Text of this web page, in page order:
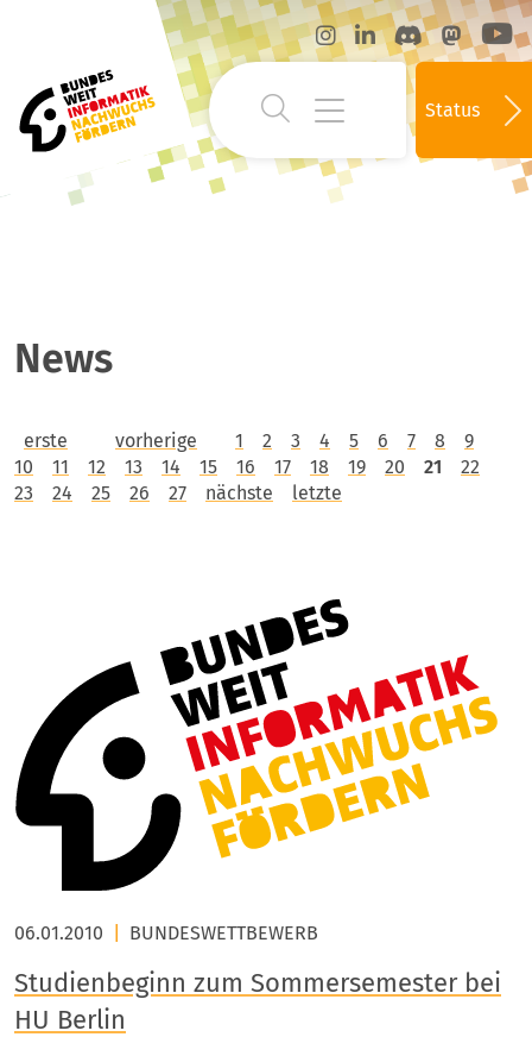
Status
News
erste vorherige 1 2 3 4 5 6 7 8
9
10
11 12 13 14 15 16 17 18 19 20 21
22
23
24 25 26 27 nächste letzte
06.01.2010 BUNDESWETTBEWERB
Studienbeginn zum Sommersemester bei
HU Berlin